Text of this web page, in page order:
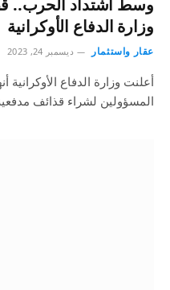
وزارة الدفاع الأوكرانية
عقار واستثمار ديسمبر 24, 2023
أعلنت وزارة الدفاع
المسؤولين لشراء قذائف